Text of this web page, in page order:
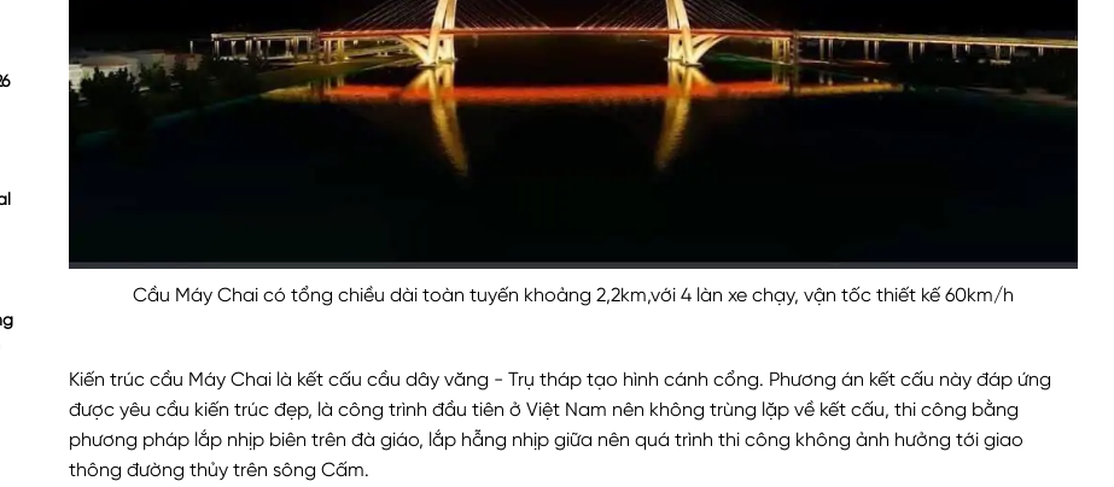
Cầu Máy Chai có tổng chiều dài toàn tuyến khoảng 2,2km,với 4 làn xe chạy, vận tốc thiết kế 60km/h
Kiến trúc cầu Máy Chai là kết cấu cầu dây văng - Trụ tháp tạo hình cánh cổng. Phương án kết cấu này đáp ứng
được yêu cầu kiến trúc đẹp, là công trình đầu tiên ở Việt Nam nên không trùng lặp về kết cấu, thi công bằng
phương pháp lắp nhịp biên trên đà giáo, lắp hẫng nhịp giữa nên quá trình thi công không ảnh hưởng tới giao
thông đường thủy trên sông Cấm.